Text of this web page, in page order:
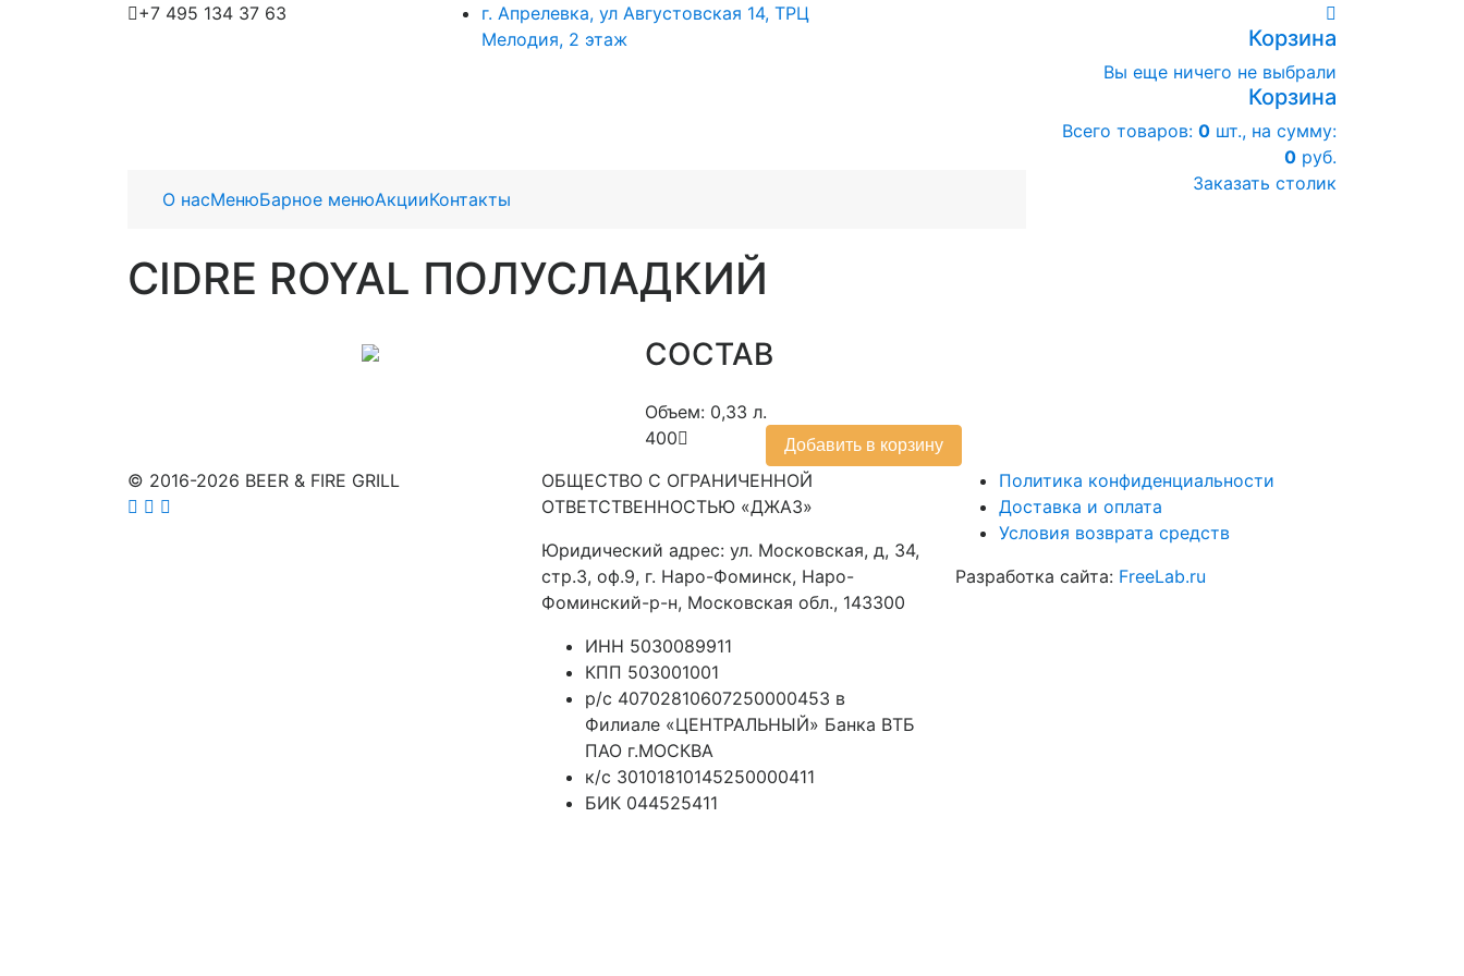
+7 495 134 37 63
г. Апрелевка, ул Августовская 14, ТРЦ
Мелодия, 2 этаж
Корзина
Вы еще ничего не выбрали
Корзина
Всего товаров: 0 шт., на сумму:
0 руб.
О насМенюБарное менюАкцииКонтакты
Заказать столик
CIDRE ROYAL ПОЛУСЛАДКИЙ
СОСТАВ
Объем: 0,33 л.
400
Добавить в корзину
© 2016-2026 BEER & FIRE GRILL
ОБЩЕСТВО С ОГРАНИЧЕННОЙ
ОТВЕТСТВЕННОСТЬЮ «ДЖАЗ»
Юридический адрес: ул. Московская, д, 34,
стр.3, оф.9, г. Наро-Фоминск, Наро-
Фоминский-р-н, Московская обл., 143300
ИНН 5030089911
КПП 503001001
р/с 40702810607250000453 в
Филиале «ЦЕНТРАЛЬНЫЙ» Банка ВТБ
ПАО г.МОСКВА
к/с 30101810145250000411
БИК 044525411
Политика конфиденциальности
Доставка и оплата
Условия возврата средств
Разработка сайта: FreeLab.ru